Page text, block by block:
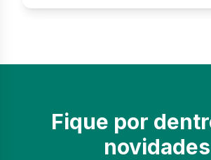
Fique por
novidades